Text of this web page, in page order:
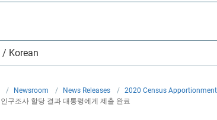
Korean
/ Newsroom / News Releases / 2020 Census
구조사 할당 결과 대통령에게 제출 완료